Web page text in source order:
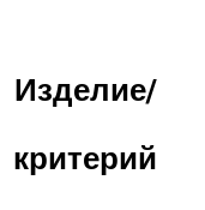
Изделие/
критерий